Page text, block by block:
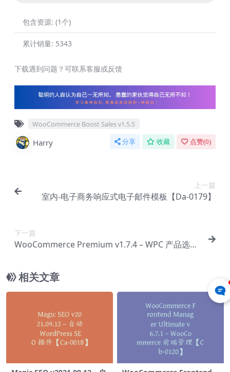
包含资源: (1个)
累计销量: 5343
下载遇到问题？可联系客服或反馈
WooCommerce Boost Sales v1.5.5
Harry 分享 收藏 点赞(0)
上一篇
室内-电子商务响应式电子邮件模板【Da-0179】
下一篇
WooCommerce Premium v​​1.7.4 – WPC 产品选项
相关文章